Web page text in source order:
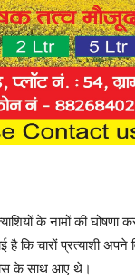
के नामों की घोषणा
कि चारों प्रत्याशी अपने
के साथ आए थे।